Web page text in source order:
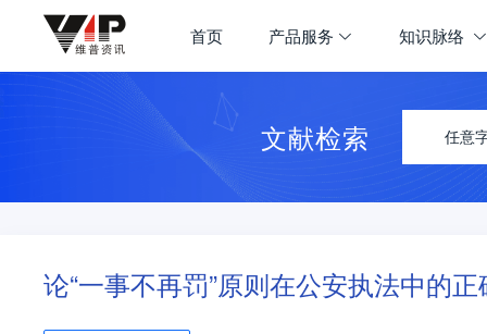
首页 产品服务 知识脉络
文献检索 任意
论“一事不再罚”原则在公安执法中的